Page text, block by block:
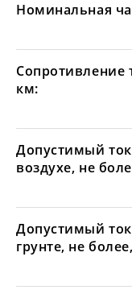
Номинальная
км:
Допустимый
воздухе, не
Допустимый
грунте, не